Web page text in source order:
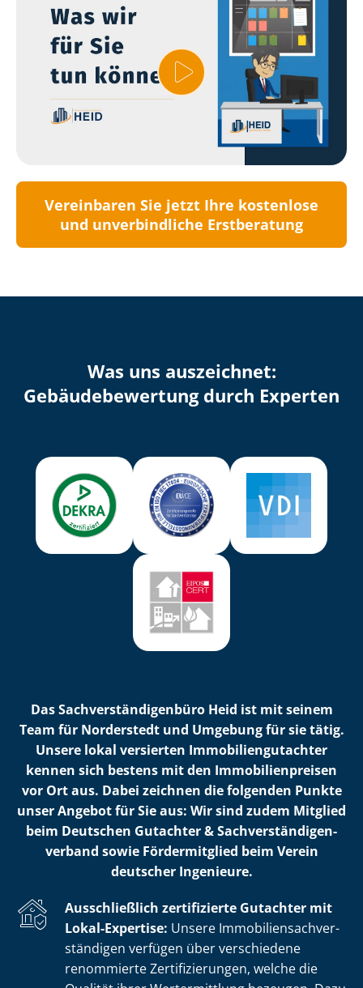
Vereinbaren Sie jetzt Ihre kostenlose
und unverbindliche Erstberatung
Was uns auszeichnet:
Ge­bäu­de­be­wer­tung durch Experten
Das Sach­ver­stän­di­gen­bü­ro Heid ist mit seinem
Team für Norderstedt und Umgebung für sie tätig.
Unsere lokal versierten Im­mo­bi­li­en­gut­ach­ter
kennen sich bestens mit den Im­mo­bi­li­en­prei­sen
vor Ort aus. Dabei zeichnen die folgenden Punkte
unser Angebot für Sie aus: Wir sind zudem Mitglied
beim Deutschen Gutachter & Sach­ver­stän­di­gen­
ver­band sowie Fördermitglied beim Verein
deutscher Ingenieure.
Ausschließlich zertifizierte Gutachter mit
Lokal-Expertise: Unsere Im­mo­bi­li­en­sach­ver­
stän­di­gen verfügen über verschiedene
renommierte Zer­ti­fi­zie­run­gen, welche die